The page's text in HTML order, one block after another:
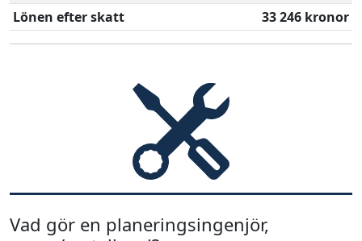
Lönen efter skatt
33 246 kronor
Vad gör en planeringsingenjör,